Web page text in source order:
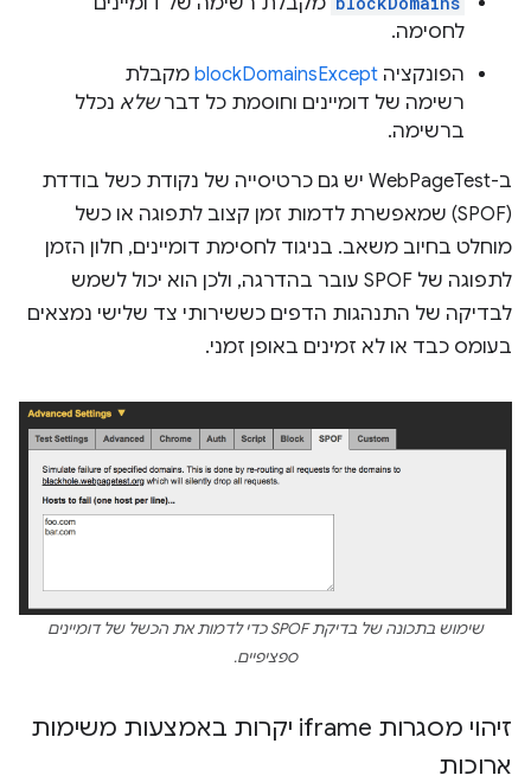
לחסימה.
הפונקציה blockDomainsExcept מקבלת
רשימה של דומיינים וחוסמת כל דברשלא נכלל
ברשימה.
ב-WebPageTest יש גם כרטיסייה של נקודת כשל בודדת
(SPOF) שמאפשרת לדמות זמן קצוב לתפוגה או כשל
מוחלט בחיוב משאב. בניגוד לחסימת דומיינים, חלון הזמן
לתפוגה של SPOF עובר בהדרגה, ולכן הוא יכול לשמש
לבדיקה של התנהגות הדפים כששירותי צד שלישי נמצאים
בעומס כבד או לא זמינים באופן זמני.
שימוש בתכונה של בדיקת SPOF כדי לדמות את הכשל של דומיינים
ספציפיים.
זיהוי מסגרות iframe יקרות באמצעות משימות
ארוכות